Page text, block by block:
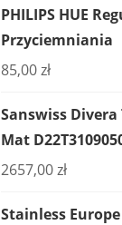
PHILIPS HUE
Przyciemniania
85,00zł
Sanswiss Divera
Mat
2657,00zł
Stainless